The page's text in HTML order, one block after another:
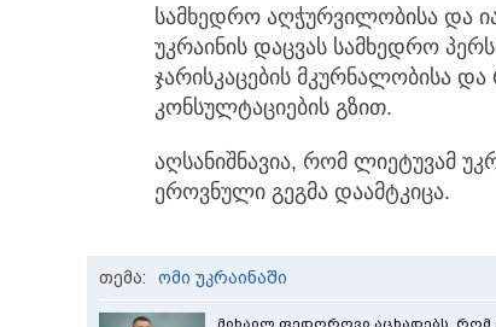
სამხედრო აღჭურვილობისა და
უკრაინის დაცვას სამხედრო
ჯარისკაცების მკურნალობისა
კონსულტაციების გზით.
აღსანიშნავია, რომ ლიეტუვამ
ეროვნული გეგმა დაამტკიცა.
თემა: ომი უკრაინაში
მიხაილ ფედოროვი აცხადებს, რომ